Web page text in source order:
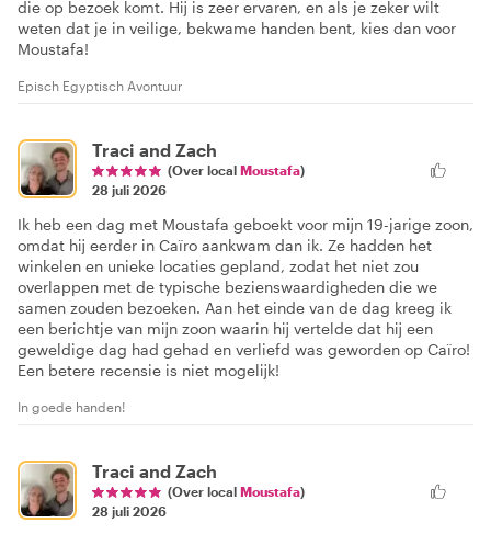
die op bezoek komt. Hij is zeer ervaren, en als je zeker wilt
weten dat je in veilige, bekwame handen bent, kies dan voor
Moustafa!
Episch Egyptisch Avontuur
Traci and Zach
(Over local Moustafa)
28 juli 2026
Ik heb een dag met Moustafa geboekt voor mijn 19-jarige zoon,
omdat hij eerder in Caïro aankwam dan ik. Ze hadden het
winkelen en unieke locaties gepland, zodat het niet zou
overlappen met de typische bezienswaardigheden die we
samen zouden bezoeken. Aan het einde van de dag kreeg ik
een berichtje van mijn zoon waarin hij vertelde dat hij een
geweldige dag had gehad en verliefd was geworden op Caïro!
Een betere recensie is niet mogelijk!
In goede handen!
Traci and Zach
(Over local Moustafa)
28 juli 2026